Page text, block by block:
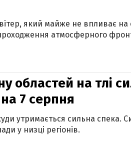
який майже не впливає на
атмосферного
областей на тлі
7 серпня
утримається сильна спека.
у низці регіонів.